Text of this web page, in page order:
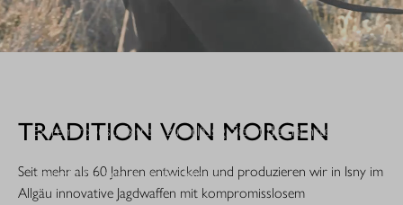
Extrem robust. Extrem zuverlässig: Sie ist die nächste
gemacht für den rauen Jagdeinsatz.
TRADITION VON MORGEN
Seit mehr als 60 Jahren entwickeln und produzieren wir in Isny im
Allgäu innovative Jagdwaffen mit kompromisslosem